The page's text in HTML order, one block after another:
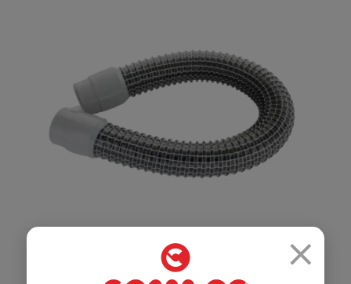
Здравоохранение
Салоны красоты
и спортзалы
×